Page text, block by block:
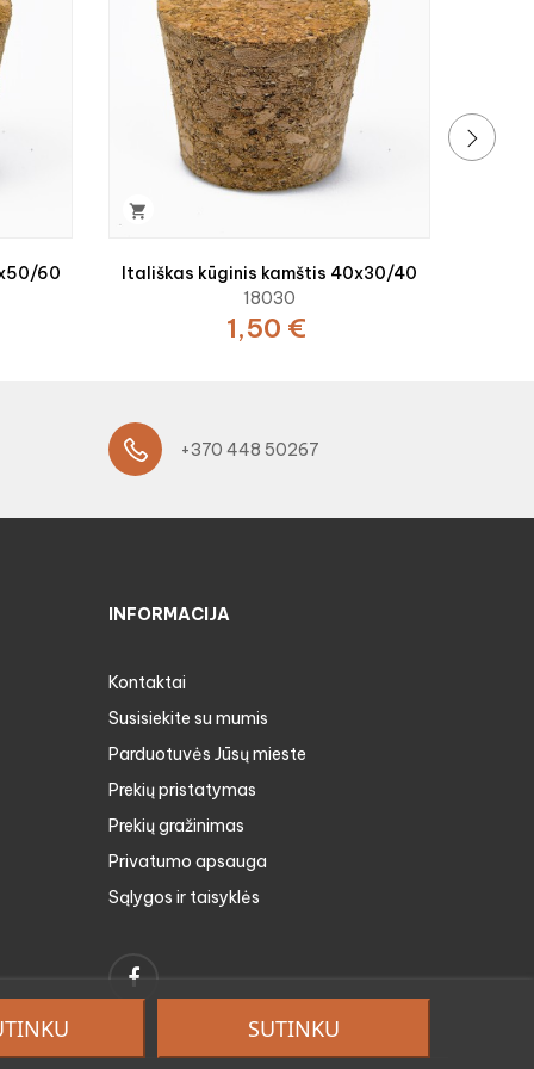
60

Itališkas kūginis kamštis 40x30/40
18030
1,50 €
+370 448 50267
INFORMACIJA
Kontaktai
Susisiekite su mumis
Parduotuvės Jūsų mieste
Prekių pristatymas
Prekių gražinimas
Privatumo apsauga
Sąlygos ir taisyklės
Facebook
SUTINKU